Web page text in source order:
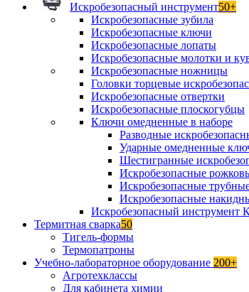
Искробезопасный инструмент50+
Искробезопасные зубила
Искробезопасные ключи
Искробезопасные лопаты
Искробезопасные молотки и
Искробезопасные ножницы
Головки торцевые
Искробезопасные отвертки
Искробезопасные плоскогубцы
Ключи омедненные в наборе
Разводные
Ударные омедненные
Шестигранные
Искробезопасные
Искробезопасные
Искробезопасные
Искробезопасный инструмент
Термитная сварка50
Тигель-формы
Термопатроны
Учебно-лабораторное оборудование 200+
Агротехклассы
Для кабинета химии